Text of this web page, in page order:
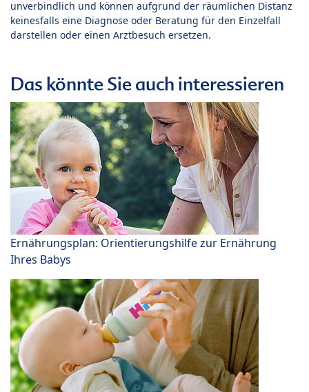
unverbindlich und können aufgrund der räumlichen Distanz
keinesfalls eine Diagnose oder Beratung für den Einzelfall
darstellen oder einen Arztbesuch ersetzen.
Das könnte Sie auch interessieren
Ernährungsplan: Orientierungshilfe zur Ernährung
Ihres Babys